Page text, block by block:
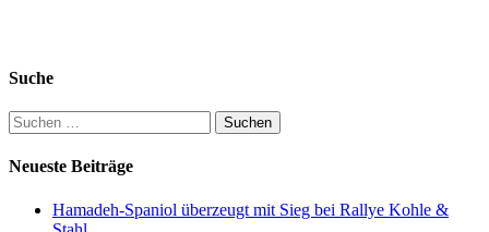
Suche
Suchen
nach:
Neueste Beiträge
Hamadeh-Spaniol überzeugt mit Sieg bei Rallye Kohle &